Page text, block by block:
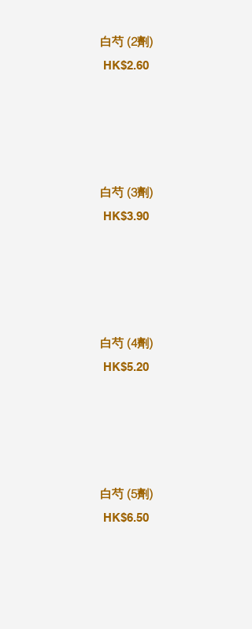
白芍 (2劑)
HK$2.60
白芍 (3劑)
HK$3.90
白芍 (4劑)
HK$5.20
白芍 (5劑)
HK$6.50